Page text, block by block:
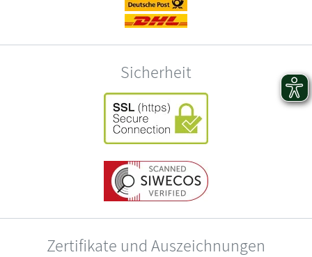
Sicherheit
Zertifikate und Auszeichnungen